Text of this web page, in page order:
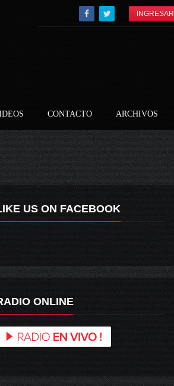
INGRESAR
CONTACTO ARCHIVOS
US ON FACEBOOK
ONLINE